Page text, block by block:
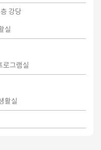
강당
실
로그램실
활실